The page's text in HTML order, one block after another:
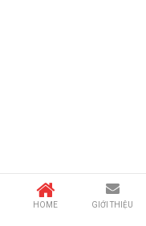
HOME GIỚI THIỆU